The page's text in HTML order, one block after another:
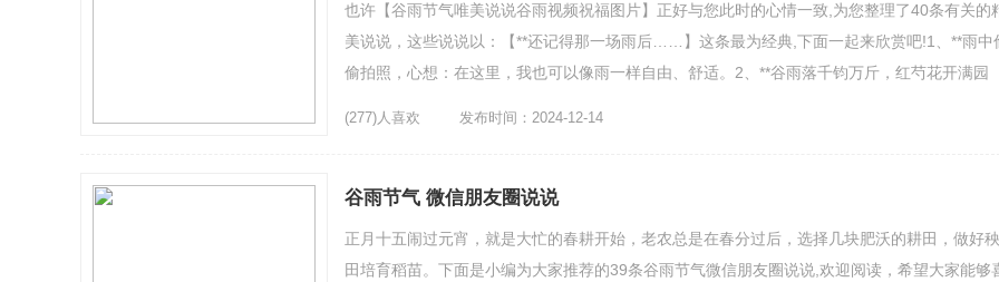
也许【谷雨节气唯美说说谷雨视频祝福图片】正好与您此时的心情一致,为您整理了40条有关的
美说说，这些说说以：【**还记得那一场雨后……】这条最为经典,下面一起来欣赏吧!1、**雨中
偷拍照，心想：在这里，我也可以像雨一样自由、舒适。2、**谷雨落千钧万斤，红芍花开满园
(277)人喜欢 发布时间：2024-12-14
谷雨节气 微信朋友圈说说
正月十五闹过元宵，就是大忙的春耕开始，老农总是在春分过后，选择几块肥沃的耕田，做好秧
田培育稻苗。下面是小编为大家推荐的39条谷雨节气微信朋友圈说说,欢迎阅读，希望大家能够